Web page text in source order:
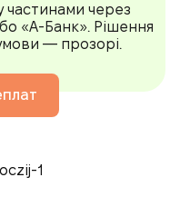
через
«А-Банк». Рішення
— прозорі.